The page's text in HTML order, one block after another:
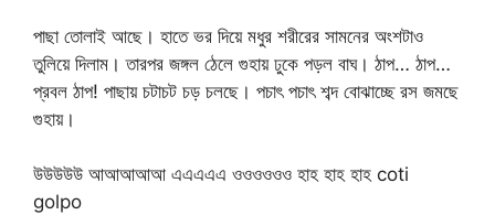
পাছা তোলাই আছে। হাতে ভর দিয়ে মধুর শরীরের সামনের অংশটাও
তুলিয়ে দিলাম। তারপর জঙ্গল ঠেলে গুহায় ঢুকে পড়ল বাঘ। ঠাপ… ঠাপ…
প্রবল ঠাপ! পাছায় চটাচট চড় চলছে। পচাৎ পচাৎ শব্দ বোঝাচ্ছে রস জমছে
গুহায়।
উউউউউ আআআআআ এএএএএ ওওওওওও হাহ হাহ হাহ coti
golpo